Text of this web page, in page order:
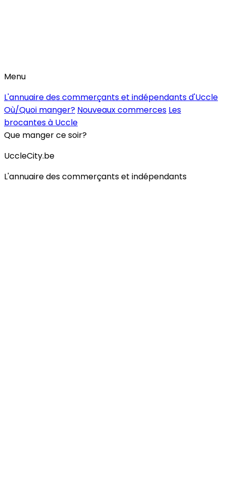
Menu
L'annuaire des commerçants et indépendants d'Uccle
Où/Quoi manger? Nouveaux commerces Les
brocantes à Uccle
Que manger ce soir?
UccleCity.be
L'annuaire des commerçants et indépendants